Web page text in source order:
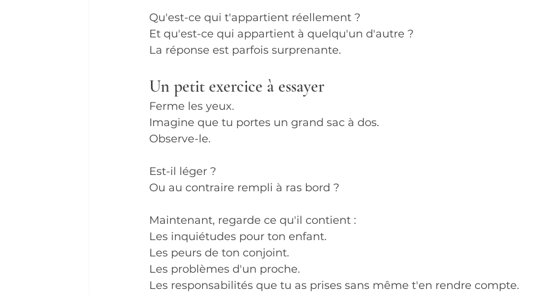
Qu'est-ce qui t'appartient réellement ?
Et qu'est-ce qui appartient à quelqu'un d'autre ?
La réponse est parfois surprenante.
Un petit exercice à essayer
Ferme les yeux.
Imagine que tu portes un grand sac à dos.
Observe-le.
Est-il léger ?
Ou au contraire rempli à ras bord ?
Maintenant, regarde ce qu'il contient :
Les inquiétudes pour ton enfant.
Les peurs de ton conjoint.
Les problèmes d'un proche.
Les responsabilités que tu as prises sans même t'en rendre compte.